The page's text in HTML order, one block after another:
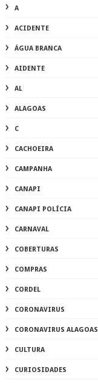
A
ACIDENTE
ÁGUA BRANCA
AIDENTE
AL
ALAGOAS
C
CACHOEIRA
CAMPANHA
CANAPI
CANAPI POLÍCIA
CARNAVAL
COBERTURAS
COMPRAS
CORDEL
CORONAVIRUS
CORONAVIRUS ALAGOAS
CULTURA
CURIOSIDADES